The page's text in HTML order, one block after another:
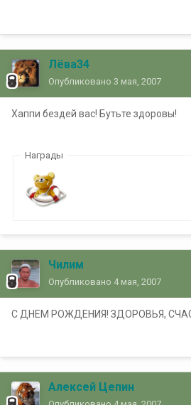
Лёва34
Опубликовано 3 мая, 2007
Хаппи бездей вас! Бутьте здоровы!
Награды
Чилим
Опубликовано 4 мая, 2007
С ДНЕМ РОЖДЕНИЯ! ЗДОРОВЬЯ,
Алексей Цепин